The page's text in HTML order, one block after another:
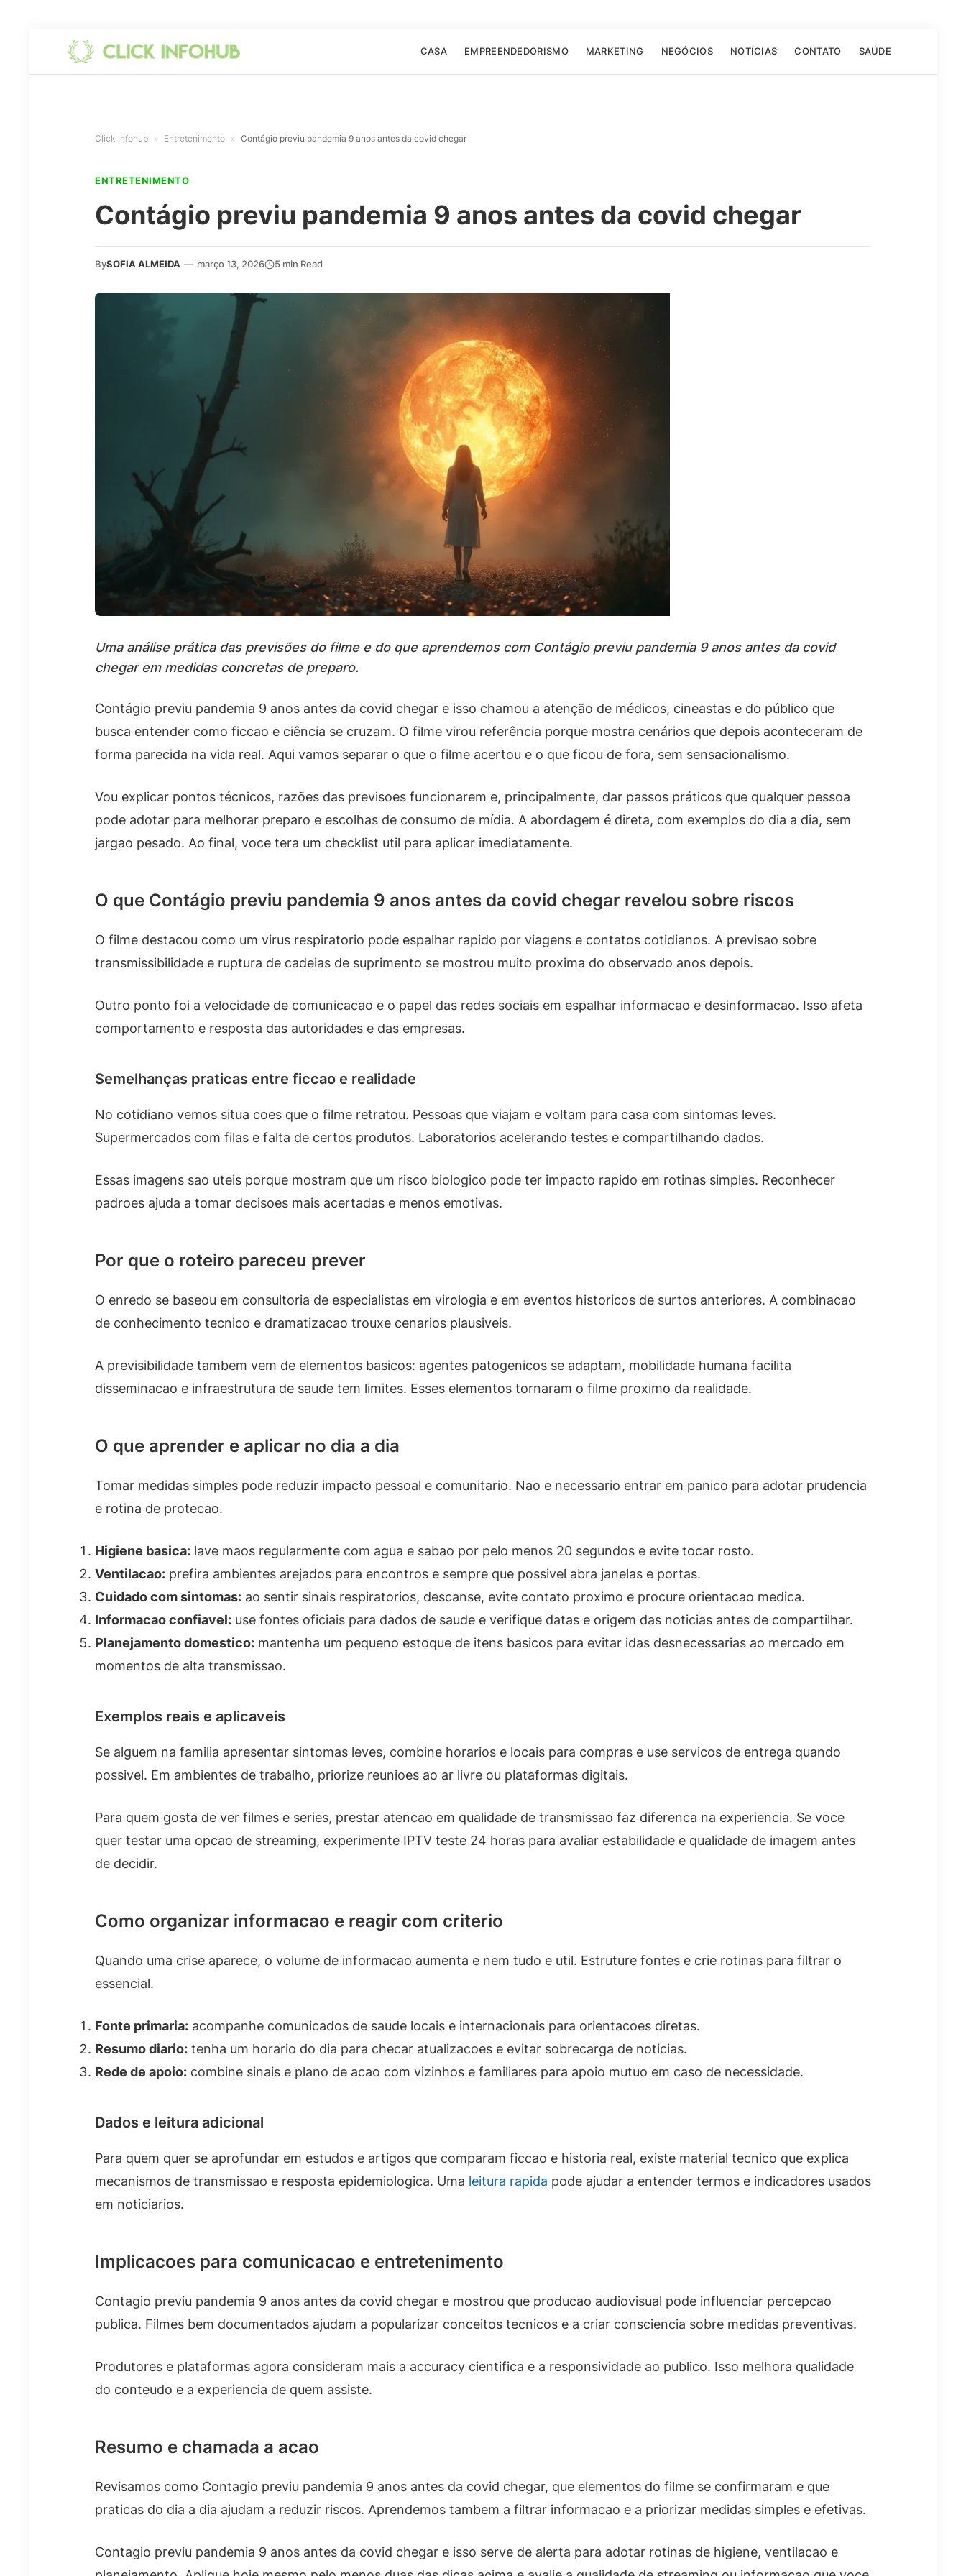
CASA EMPREENDEDORISMO MARKETING NEGÓCIOS NOTÍCIAS CONTATO SAÚDE
Click Infohub » Entretenimento » Contágio previu pandemia 9 anos antes da covid chegar
ENTRETENIMENTO
Contágio previu pandemia 9 anos antes da covid chegar
BySOFIA ALMEIDA — março 13, 2026 5 min Read
Uma análise prática das previsões do filme e do que aprendemos com Contágio previu pandemia 9 anos antes da covid
chegar em medidas concretas de preparo.
Contágio previu pandemia 9 anos antes da covid chegar e isso chamou a atenção de médicos, cineastas e do público que
busca entender como ficcao e ciência se cruzam. O filme virou referência porque mostra cenários que depois aconteceram de
forma parecida na vida real. Aqui vamos separar o que o filme acertou e o que ficou de fora, sem sensacionalismo.
Vou explicar pontos técnicos, razões das previsoes funcionarem e, principalmente, dar passos práticos que qualquer pessoa
pode adotar para melhorar preparo e escolhas de consumo de mídia. A abordagem é direta, com exemplos do dia a dia, sem
jargao pesado. Ao final, voce tera um checklist util para aplicar imediatamente.
O que Contágio previu pandemia 9 anos antes da covid chegar revelou sobre riscos
O filme destacou como um virus respiratorio pode espalhar rapido por viagens e contatos cotidianos. A previsao sobre
transmissibilidade e ruptura de cadeias de suprimento se mostrou muito proxima do observado anos depois.
Outro ponto foi a velocidade de comunicacao e o papel das redes sociais em espalhar informacao e desinformacao. Isso afeta
comportamento e resposta das autoridades e das empresas.
Semelhanças praticas entre ficcao e realidade
No cotidiano vemos situa coes que o filme retratou. Pessoas que viajam e voltam para casa com sintomas leves.
Supermercados com filas e falta de certos produtos. Laboratorios acelerando testes e compartilhando dados.
Essas imagens sao uteis porque mostram que um risco biologico pode ter impacto rapido em rotinas simples. Reconhecer
padroes ajuda a tomar decisoes mais acertadas e menos emotivas.
Por que o roteiro pareceu prever
O enredo se baseou em consultoria de especialistas em virologia e em eventos historicos de surtos anteriores. A combinacao
de conhecimento tecnico e dramatizacao trouxe cenarios plausiveis.
A previsibilidade tambem vem de elementos basicos: agentes patogenicos se adaptam, mobilidade humana facilita
disseminacao e infraestrutura de saude tem limites. Esses elementos tornaram o filme proximo da realidade.
O que aprender e aplicar no dia a dia
Tomar medidas simples pode reduzir impacto pessoal e comunitario. Nao e necessario entrar em panico para adotar prudencia
e rotina de protecao.
Higiene basica: lave maos regularmente com agua e sabao por pelo menos 20 segundos e evite tocar rosto.
Ventilacao: prefira ambientes arejados para encontros e sempre que possivel abra janelas e portas.
Cuidado com sintomas: ao sentir sinais respiratorios, descanse, evite contato proximo e procure orientacao medica.
Informacao confiavel: use fontes oficiais para dados de saude e verifique datas e origem das noticias antes de compartilhar.
Planejamento domestico: mantenha um pequeno estoque de itens basicos para evitar idas desnecessarias ao mercado em
momentos de alta transmissao.
Exemplos reais e aplicaveis
Se alguem na familia apresentar sintomas leves, combine horarios e locais para compras e use servicos de entrega quando
possivel. Em ambientes de trabalho, priorize reunioes ao ar livre ou plataformas digitais.
Para quem gosta de ver filmes e series, prestar atencao em qualidade de transmissao faz diferenca na experiencia. Se voce
quer testar uma opcao de streaming, experimente IPTV teste 24 horas para avaliar estabilidade e qualidade de imagem antes
de decidir.
Como organizar informacao e reagir com criterio
Quando uma crise aparece, o volume de informacao aumenta e nem tudo e util. Estruture fontes e crie rotinas para filtrar o
essencial.
Fonte primaria: acompanhe comunicados de saude locais e internacionais para orientacoes diretas.
Resumo diario: tenha um horario do dia para checar atualizacoes e evitar sobrecarga de noticias.
Rede de apoio: combine sinais e plano de acao com vizinhos e familiares para apoio mutuo em caso de necessidade.
Dados e leitura adicional
Para quem quer se aprofundar em estudos e artigos que comparam ficcao e historia real, existe material tecnico que explica
mecanismos de transmissao e resposta epidemiologica. Uma leitura rapida pode ajudar a entender termos e indicadores usados
em noticiarios.
Implicacoes para comunicacao e entretenimento
Contagio previu pandemia 9 anos antes da covid chegar e mostrou que producao audiovisual pode influenciar percepcao
publica. Filmes bem documentados ajudam a popularizar conceitos tecnicos e a criar consciencia sobre medidas preventivas.
Produtores e plataformas agora consideram mais a accuracy cientifica e a responsividade ao publico. Isso melhora qualidade
do conteudo e a experiencia de quem assiste.
Resumo e chamada a acao
Revisamos como Contagio previu pandemia 9 anos antes da covid chegar, que elementos do filme se confirmaram e que
praticas do dia a dia ajudam a reduzir riscos. Aprendemos tambem a filtrar informacao e a priorizar medidas simples e efetivas.
Contagio previu pandemia 9 anos antes da covid chegar e isso serve de alerta para adotar rotinas de higiene, ventilacao e